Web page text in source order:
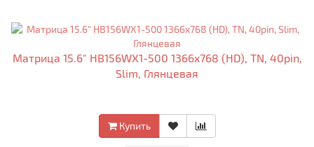
Матрица 15.6" HB156WX1-500 1366x768 (HD), TN, 40pin,
Slim, Глянцевая
Купить